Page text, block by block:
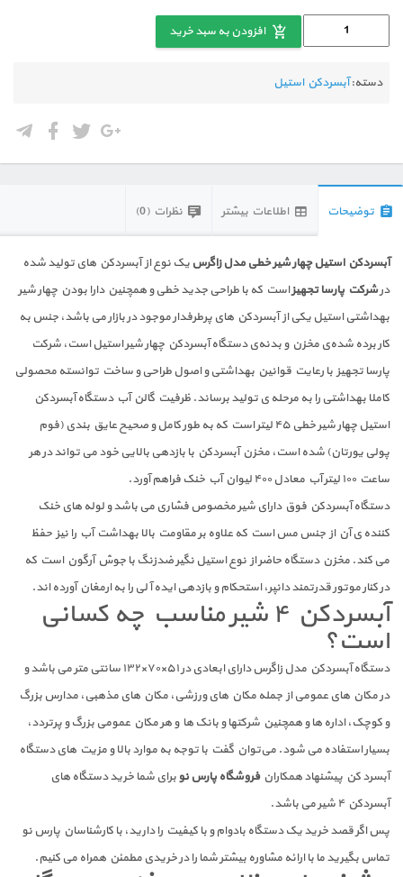
افزودن به سبد خرید
دسته:آبسردکن استیل
توضیحات اطلاعات بیشتر نظرات (0)
آبسردکن استیل چهار شیر خطی مدل زاگرس یک نوع از آبسردکن های تولید شده
درشرکت پارسا تجهیزاست که با طراحی جدید خطی و همچنین دارا بودن چهار شیر
بهداشتی استیل یکی از آبسردکن های پرطرفدار موجود در بازار می باشد، جنس به
کار برده شده‌ی مخزن و بدنه‌ی دستگاه آبسردکن چهار شیر استیل است، شرکت
پارسا تجهیز با رعایت قوانین بهداشتی و اصول طراحی و ساخت توانسته محصولی
کاملا بهداشتی را به مرحله ی تولید برساند. ظرفیت گالن آب دستگاه آبسردکن
استیل چهار شیر خطی ۴۵ لیتر است که به طور کامل و صحیح عایق بندی (فوم
پولی یورتان) شده است، مخزن آبسردکن با بازدهی بالایی خود می تواند در هر
ساعت ۱۰۰ لیتر آب معادل ۴۰۰ لیوان آب خنک فراهم آورد.
دستگاه آبسردکن فوق دارای شیر مخصوص فشاری می باشد و لوله های خنک
کننده ی آن از جنس مس است که علاوه بر مقاومت بالا بهداشت آب را نیز حفظ
می کند. مخزن دستگاه حاضر از نوع استیل نگیر ضدزنگ با جوش آرگون است که
در کنار موتور قدرتمند دانپر، استحکام و بازدهی ایده آلی را به ارمغان آورده اند.
آبسردکن ۴ شیر مناسب چه کسانی
است؟
دستگاه آبسردکن مدل زاگرس دارای ابعادی در ۵۱×۷۰×۱۳۲ سانتی متر می باشد و
در مکان های عمومی از جمله مکان های ورزشی، مکان های مذهبی، مدارس بزرگ
و کوچک، اداره ها و همچنین شرکتها و بانک ها و هر مکان عمومی بزرگ و پرتردد،
بسیار استفاده می شود. می‌توان گفت با توجه به موارد بالا و مزیت های دستگاه
آبسرد کن پیشنهاد همکارانفروشگاه پارس نوبرای شما خرید دستگاه های
آبسردکن ۴ شیر می باشد.
پس اگر قصد خرید یک دستگاه بادوام و با کیفیت را دارید، با کارشناسان پارس نو
تماس بگیرید ما با ارائه مشاوره بیشتر شما را در خریدی مطمئن همراه می کنیم.